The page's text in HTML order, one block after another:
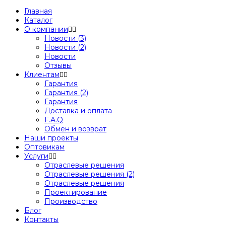
Главная
Каталог
О компании
Новости (3)
Новости (2)
Новости
Отзывы
Клиентам
Гарантия
Гарантия (2)
Гарантия
Доставка и оплата
F.A.Q
Обмен и возврат
Наши проекты
Оптовикам
Услуги
Отраслевые решения
Отраслевые решения (2)
Отраслевые решения
Проектирование
Производство
Блог
Контакты